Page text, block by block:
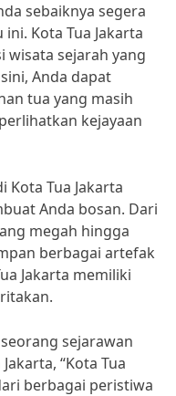
sebaiknya segera
Kota Tua Jakarta
wisata sejarah yang
Anda dapat
tua yang masih
kejayaan
Tua Jakarta
Anda bosan. Dari
megah hingga
berbagai artefak
Jakarta memiliki
sejarawan
“Kota Tua
berbagai peristiwa